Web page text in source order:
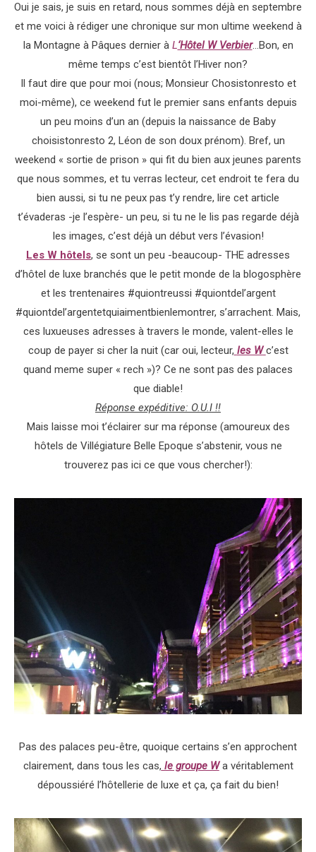
Oui je sais, je suis en retard, nous sommes déjà en septembre
et me voici à rédiger une chronique sur mon ultime weekend à
la Montagne à Pâques dernier à L‘Hôtel W Verbier…Bon, en
même temps c’est bientôt l’Hiver non?
Il faut dire que pour moi (nous; Monsieur Chosistonresto et
moi-même), ce weekend fut le premier sans enfants depuis
un peu moins d’un an (depuis la naissance de Baby
choisistonresto 2, Léon de son doux prénom). Bref, un
weekend « sortie de prison » qui fit du bien aux jeunes parents
que nous sommes, et tu verras lecteur, cet endroit te fera du
bien aussi, si tu ne peux pas t’y rendre, lire cet article
t’évaderas -je l’espère- un peu, si tu ne le lis pas regarde déjà
les images, c’est déjà un début vers l’évasion!
Les W hôtels, se sont un peu -beaucoup- THE adresses
d’hôtel de luxe branchés que le petit monde de la blogosphère
et les trentenaires #quiontreussi #quiontdel’argent
#quiontdel’argentetquiaimentbienlemontrer, s’arrachent. Mais,
ces luxueuses adresses à travers le monde, valent-elles le
coup de payer si cher la nuit (car oui, lecteur, les W c’est
quand meme super « rech »)? Ce ne sont pas des palaces
que diable!
Réponse expéditive: O.U.I !!
Mais laisse moi t’éclairer sur ma réponse (amoureux des
hôtels de Villégiature Belle Epoque s’abstenir, vous ne
trouverez pas ici ce que vous chercher!):
Pas des palaces peu-être, quoique certains s’en approchent
clairement, dans tous les cas, le groupe Wa véritablement
dépoussiéré l’hôtellerie de luxe et ça, ça fait du bien!